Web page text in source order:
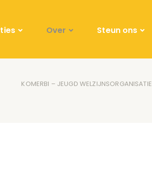
Over Steun ons
KOMERBI – JEUGD WELZIJNSORGANISATIE